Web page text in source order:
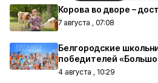
Корова во дворе –
7 августа , 07:08
Белгородские
победителей
4 августа , 10:29